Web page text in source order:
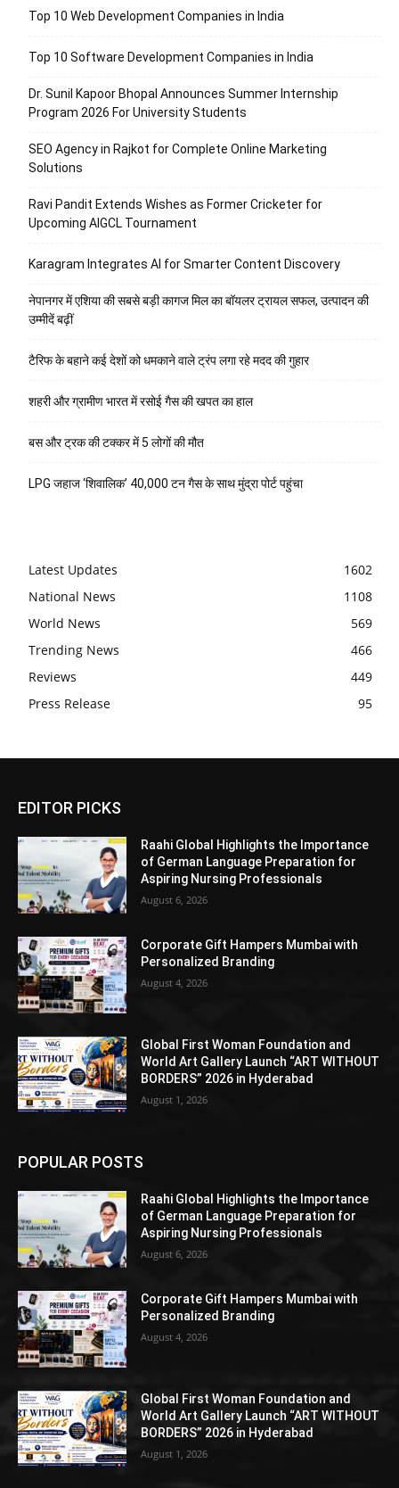
Top 10 Web Development Companies in India
Top 10 Software Development Companies in India
Dr. Sunil Kapoor Bhopal Announces Summer Internship
Program 2026 For University Students
SEO Agency in Rajkot for Complete Online Marketing
Solutions
Ravi Pandit Extends Wishes as Former Cricketer for
Upcoming AIGCL Tournament
Karagram Integrates AI for Smarter Content Discovery
नेपानगर में एशिया की सबसे बड़ी कागज मिल का बॉयलर ट्रायल सफल, उत्पादन की
उम्मीदें बढ़ीं
टैरिफ के बहाने कई देशों को धमकाने वाले ट्रंप लगा रहे मदद की गुहार
शहरी और ग्रामीण भारत में रसोई गैस की खपत का हाल
बस और ट्रक की टक्कर में 5 लोगों की मौत
LPG जहाज ‘शिवालिक’ 40,000 टन गैस के साथ मुंद्रा पोर्ट पहुंचा
Latest Updates
1602
National News
1108
World News
569
Trending News
466
Reviews
449
Press Release
95
EDITOR PICKS
Raahi Global Highlights the Importance
of German Language Preparation for
Aspiring Nursing Professionals
August 6, 2026
Corporate Gift Hampers Mumbai with
Personalized Branding
August 4, 2026
Global First Woman Foundation and
World Art Gallery Launch “ART WITHOUT
BORDERS” 2026 in Hyderabad
August 1, 2026
POPULAR POSTS
Raahi Global Highlights the Importance
of German Language Preparation for
Aspiring Nursing Professionals
August 6, 2026
Corporate Gift Hampers Mumbai with
Personalized Branding
August 4, 2026
Global First Woman Foundation and
World Art Gallery Launch “ART WITHOUT
BORDERS” 2026 in Hyderabad
August 1, 2026